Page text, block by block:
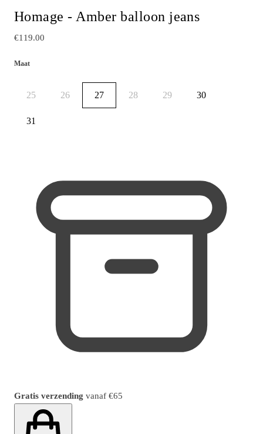
Homage - Amber balloon jeans
€119.00
Maat
25 26 27 28 29 30
31
Gratis verzending vanaf €65